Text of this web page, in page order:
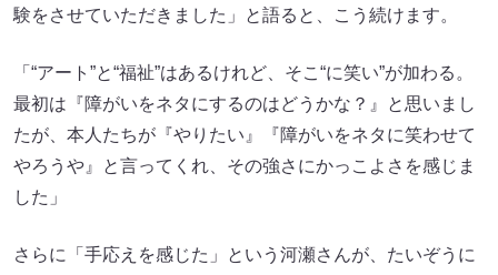
験をさせていただきました」と語ると、こう続けます。
「“アート”と“福祉”はあるけれど、そこ“に笑い”が加わる。
最初は『障がいをネタにするのはどうかな？』と思いまし
たが、本人たちが『やりたい』『障がいをネタに笑わせて
やろうや』と言ってくれ、その強さにかっこよさを感じま
した」
さらに「手応えを感じた」という河瀬さんが、たいぞうに